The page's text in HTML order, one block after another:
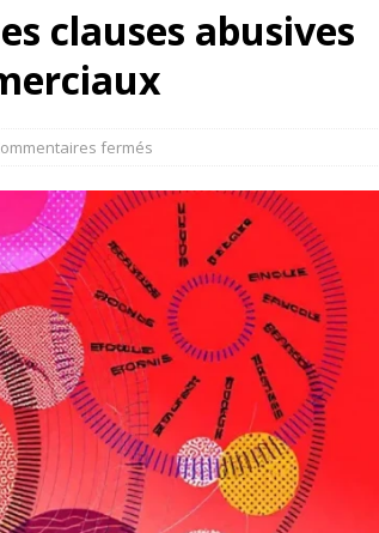
clauses abusives
fermés